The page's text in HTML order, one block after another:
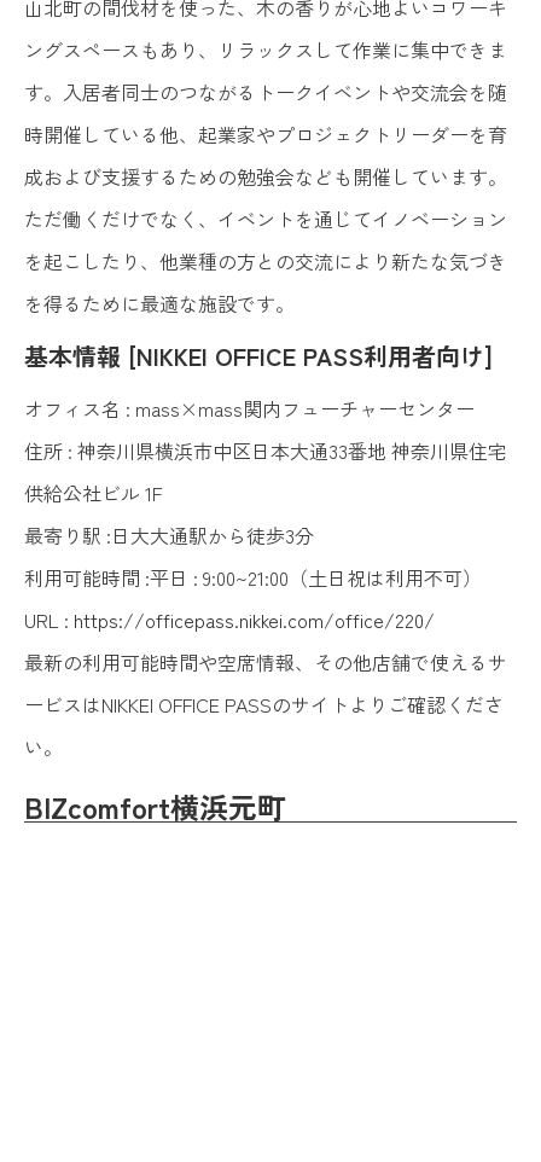
山北町の間伐材を使った、木の香りが心地よいコワーキ
ングスペースもあり、リラックスして作業に集中できま
す。入居者同士のつながるトークイベントや交流会を随
時開催している他、起業家やプロジェクトリーダーを育
成および支援するための勉強会なども開催しています。
ただ働くだけでなく、イベントを通じてイノベーション
を起こしたり、他業種の方との交流により新たな気づき
を得るために最適な施設です。
基本情報 [NIKKEI OFFICE PASS利用者向け]
オフィス名 : mass×mass関内フューチャーセンター
住所 : 神奈川県横浜市中区日本大通33番地 神奈川県住宅
供給公社ビル 1F
最寄り駅 :日大大通駅から徒歩3分
利用可能時間 :平日 : 9:00~21:00（土日祝は利用不可）
URL : https://officepass.nikkei.com/office/220/
最新の利用可能時間や空席情報、その他店舗で使えるサ
ービスはNIKKEI OFFICE PASSのサイトよりご確認くださ
い。
BIZcomfort横浜元町